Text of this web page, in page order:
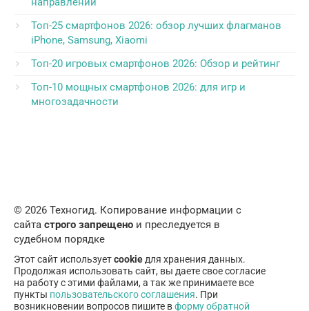
Топ-25 смартфонов 2026: обзор лучших флагманов
iPhone, Samsung, Xiaomi
Топ-20 игровых смартфонов 2026: Обзор и рейтинг
Топ-10 мощных смартфонов 2026: для игр и
многозадачности
© 2026 Техногид. Копирование информации с
сайта строго запрещено и преследуется в
судебном порядке
Этот сайт используетcookieдля хранения данных.
Продолжая использовать сайт, вы даете свое согласие
на работу с этими файлами, а так же принимаете все
пункты пользовательского соглашения. При
возникновении вопросов пишите вформу обратной